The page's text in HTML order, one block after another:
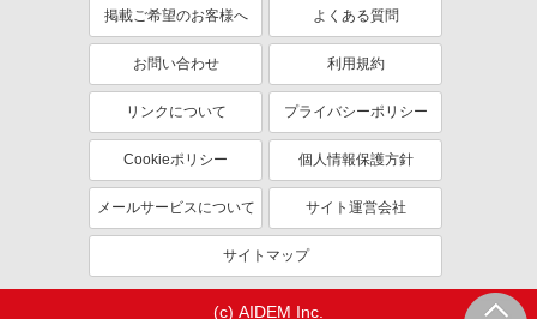
掲載ご希望のお客様へ よくある質問
お問い合わせ 利用規約
リンクについて プライバシーポリシー
Cookieポリシー 個人情報保護方針
メールサービスについて サイト運営会社
サイトマップ
(c) AIDEM Inc.